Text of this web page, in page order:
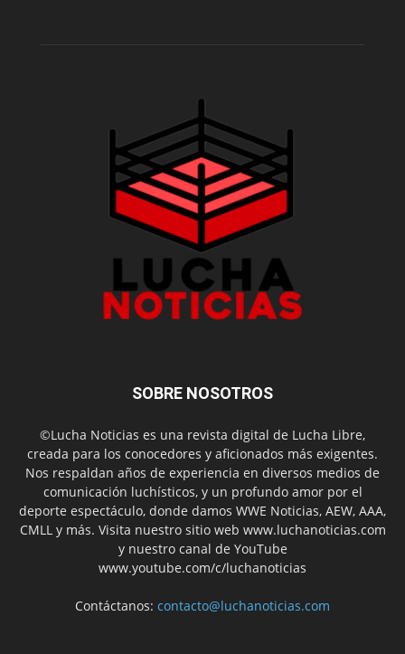
SOBRE NOSOTROS
©Lucha Noticias es una revista digital de Lucha Libre,
creada para los conocedores y aficionados más exigentes.
Nos respaldan años de experiencia en diversos medios de
comunicación luchísticos, y un profundo amor por el
deporte espectáculo, donde damos WWE Noticias, AEW, AAA,
CMLL y más. Visita nuestro sitio web www.luchanoticias.com
y nuestro canal de YouTube
www.youtube.com/c/luchanoticias
Contáctanos: contacto@luchanoticias.com